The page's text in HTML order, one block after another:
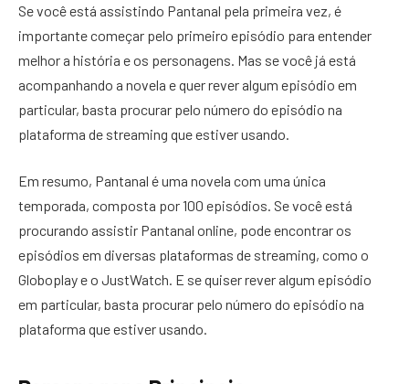
Se você está assistindo Pantanal pela primeira vez, é
importante começar pelo primeiro episódio para entender
melhor a história e os personagens. Mas se você já está
acompanhando a novela e quer rever algum episódio em
particular, basta procurar pelo número do episódio na
plataforma de streaming que estiver usando.
Em resumo, Pantanal é uma novela com uma única
temporada, composta por 100 episódios. Se você está
procurando assistir Pantanal online, pode encontrar os
episódios em diversas plataformas de streaming, como o
Globoplay e o JustWatch. E se quiser rever algum episódio
em particular, basta procurar pelo número do episódio na
plataforma que estiver usando.